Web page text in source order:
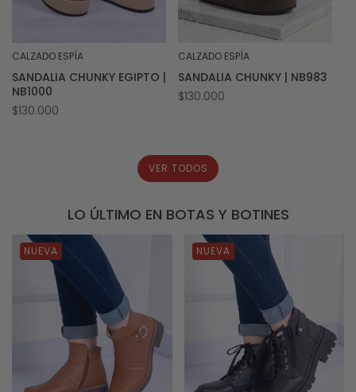
Proveedor:
CALZADO ESPÍA
SANDALIA CHUNKY EGIPTO |
NB1000
Precio
$130.000
Proveedor:
CALZADO ESPÍA
SANDALIA CHUNKY | NB983
Precio
$130.000
VER TODOS
LO ÚLTIMO EN BOTAS Y BOTINES
NUEVA NUEVA